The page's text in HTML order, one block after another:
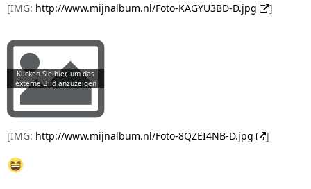
[IMG: http://www.mijnalbum.nl/Foto-KAGYU3BD-D.jpg ]
[IMG: http://www.mijnalbum.nl/Foto-8QZEI4NB-D.jpg ]